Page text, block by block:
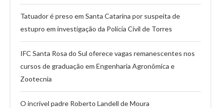
Tatuador é preso em Santa Catarina por suspeita de
estupro em investigação da Polícia Civil de Torres
IFC Santa Rosa do Sul oferece vagas remanescentes nos
cursos de graduação em Engenharia Agronômica e
Zootecnia
O incrível padre Roberto Landell de Moura